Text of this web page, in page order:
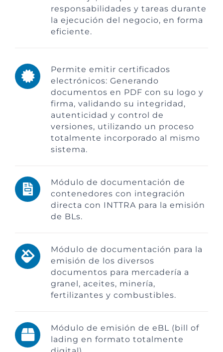
responsabilidades y tareas durante
la ejecución del negocio, en forma
eficiente.
Permite emitir certificados
electrónicos: Generando
documentos en PDF con su logo y
firma, validando su integridad,
autenticidad y control de
versiones, utilizando un proceso
totalmente incorporado al mismo
sistema.
Módulo de documentación de
contenedores con integración
directa con INTTRA para la emisión
de BLs.
Módulo de documentación para la
emisión de los diversos
documentos para mercadería a
granel, aceites, minería,
fertilizantes y combustibles.
Módulo de emisión de eBL (bill of
lading en formato totalmente